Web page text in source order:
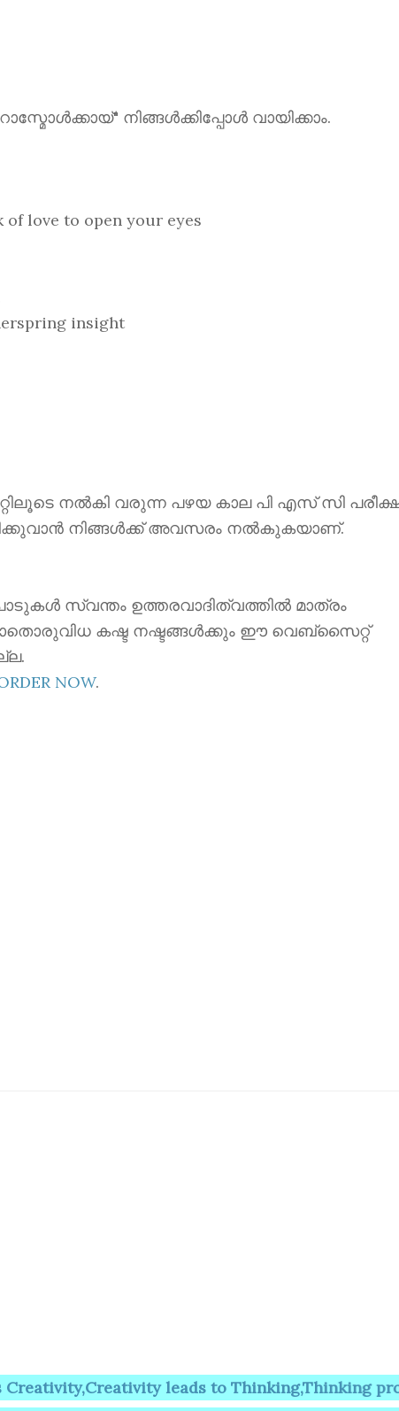
നിങ്ങൾക്കിപ്പോൾ വായിക്കാം.
to open your eyes
insight
നൽകി വരുന്ന പഴയ കാല പി എസ് സി
നിങ്ങൾക്ക് അവസരം നൽകുകയാണ്.
സ്വന്തം ഉത്തരവാദിത്വത്തിൽ മാത്രം
കഷ്ട നഷ്ടങ്ങൾക്കും ഈ വെബ്സൈറ്റ്
NOW.
leads to Thinking,Thinking provides